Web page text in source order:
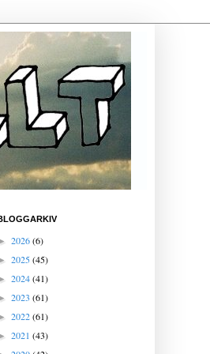
2026(6)
2025(45)
2024(41)
2023 (61)
2022(61)
2021 (43)